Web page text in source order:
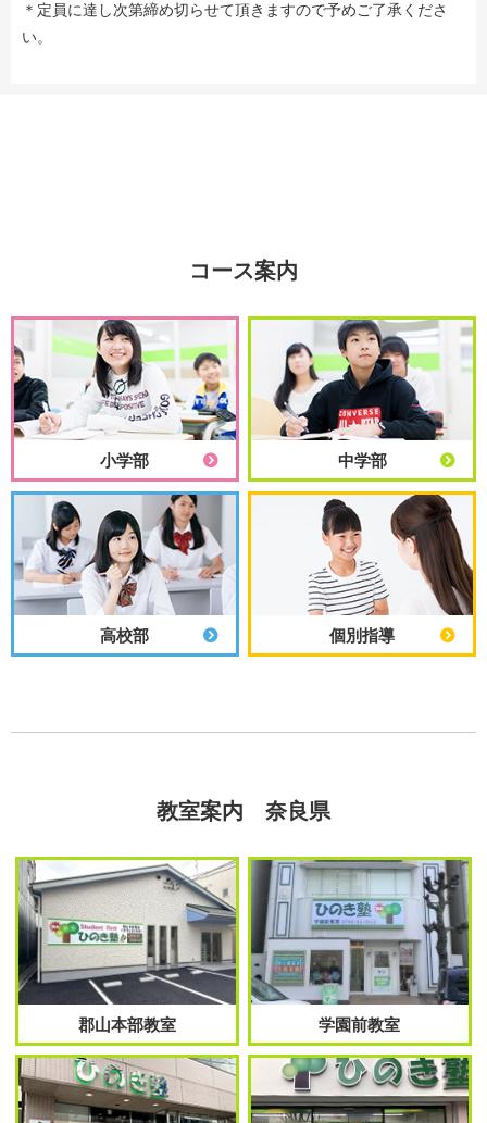
＊定員に達し次第締め切らせて頂きますので予めご了承くださ
い。
コース案内
小学部 中学部
高校部 個別指導
教室案内 奈良県
郡山本部教室 学園前教室